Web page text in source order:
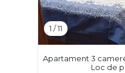
1 /11
Apartament 3
Loc de